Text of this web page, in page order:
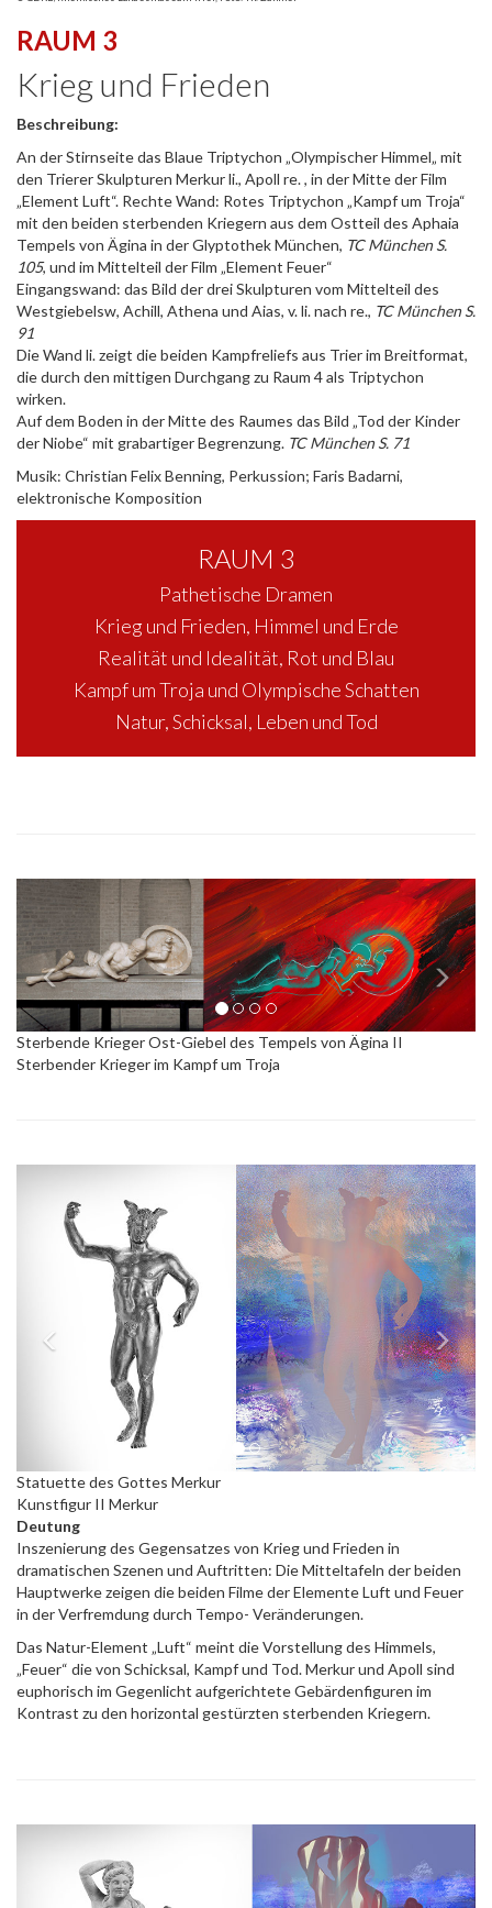
RAUM 3
Krieg und Frieden
Beschreibung:
An der Stirnseite das Blaue Triptychon „Olympischer Himmel„ mit
den Trierer Skulpturen Merkur li., Apoll re. , in der Mitte der Film
„Element Luft“. Rechte Wand: Rotes Triptychon „Kampf um Troja“
mit den beiden sterbenden Kriegern aus dem Ostteil des Aphaia
Tempels von Ägina in der Glyptothek München, TC München S.
105, und im Mittelteil der Film „Element Feuer“
Eingangswand: das Bild der drei Skulpturen vom Mittelteil des
Westgiebelsw, Achill, Athena und Aias, v. li. nach re., TC München S.
91
Die Wand li. zeigt die beiden Kampfreliefs aus Trier im Breitformat,
die durch den mittigen Durchgang zu Raum 4 als Triptychon
wirken.
Auf dem Boden in der Mitte des Raumes das Bild „Tod der Kinder
der Niobe“ mit grabartiger Begrenzung. TC München S. 71
Musik: Christian Felix Benning, Perkussion; Faris Badarni,
elektronische Komposition
RAUM 3
Pathetische Dramen
Krieg und Frieden, Himmel und Erde
Realität und Idealität, Rot und Blau
Kampf um Troja und Olympische Schatten
Natur, Schicksal, Leben und Tod
Sterbende Krieger Ost-Giebel des Tempels von Ägina II
Sterbender Krieger im Kampf um Troja
Statuette des Gottes Merkur
Kunstfigur II Merkur
Deutung
Inszenierung des Gegensatzes von Krieg und Frieden in
dramatischen Szenen und Auftritten: Die Mitteltafeln der beiden
Hauptwerke zeigen die beiden Filme der Elemente Luft und Feuer
in der Verfremdung durch Tempo- Veränderungen.
Das Natur-Element „Luft“ meint die Vorstellung des Himmels,
„Feuer“ die von Schicksal, Kampf und Tod. Merkur und Apoll sind
euphorisch im Gegenlicht aufgerichtete Gebärdenfiguren im
Kontrast zu den horizontal gestürzten sterbenden Kriegern.